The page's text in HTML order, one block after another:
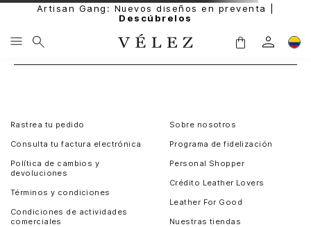
Artisan Gang: Nuevos diseños en preventa |
Descúbrelos
Rastrea tu pedido
Consulta tu factura electrónica
Política de cambios y
devoluciones
Términos y condiciones
Condiciones de actividades
comerciales
Sobre nosotros
Programa de fidelización
Personal Shopper
Crédito Leather Lovers
Leather For Good
Nuestras tiendas